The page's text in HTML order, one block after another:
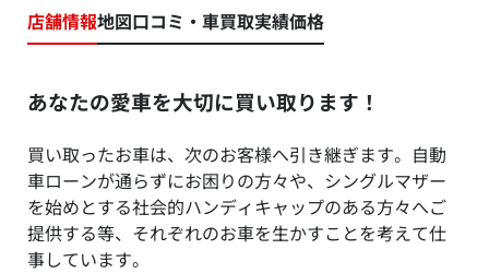
店舗情報地図口コミ・車買取実績価格
あなたの愛車を大切に買い取ります！
買い取ったお車は、次のお客様へ引き継ぎます。自動
車ローンが通らずにお困りの方々や、シングルマザー
を始めとする社会的ハンディキャップのある方々へご
提供する等、それぞれのお車を生かすことを考えて仕
事しています。